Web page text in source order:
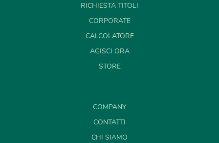
RICHIESTA TITOLI
CORPORATE
CALCOLATORE
AGISCI ORA
STORE
COMPANY
CONTATTI
CHI SIAMO